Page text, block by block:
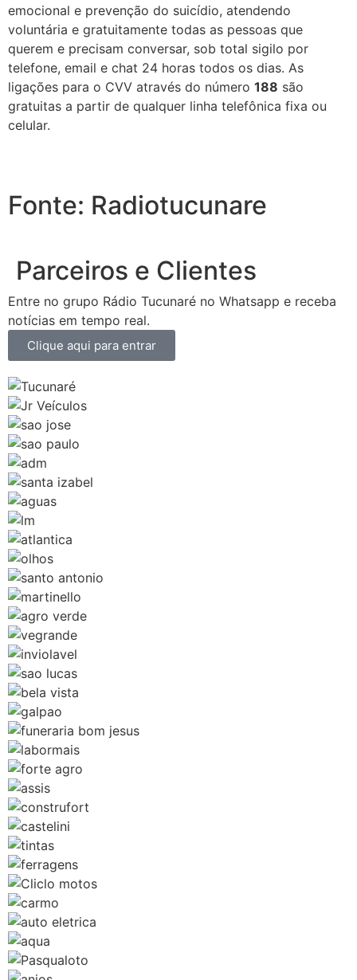
emocional e prevenção do suicídio, atendendo
voluntária e gratuitamente todas as pessoas que
querem e precisam conversar, sob total sigilo por
telefone, email e chat 24 horas todos os dias. As
ligações para o CVV através do número 188 são
gratuitas a partir de qualquer linha telefônica fixa ou
celular.
Fonte: Radiotucunare
Parceiros e Clientes
Entre no grupo Rádio Tucunaré no Whatsapp e receba
notícias em tempo real.
Clique aqui para entrar